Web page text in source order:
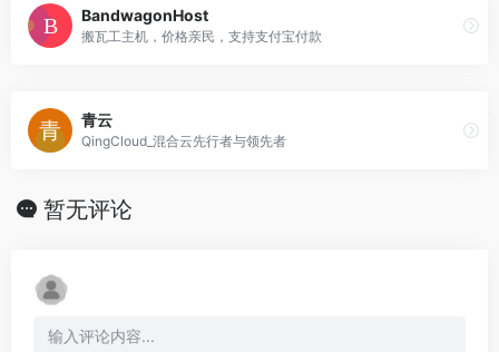
BandwagonHost
搬瓦工主机，价格亲民，支持支付宝付款
青云
QingCloud_混合云先行者与领先者
暂无评论